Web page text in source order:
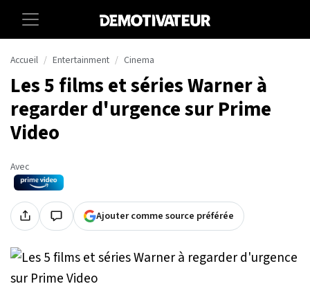
Accueil Entertainment Cinema
Les 5 films et séries Warner à
regarder d'urgence sur Prime
Video
Avec
Ajouter comme source préférée